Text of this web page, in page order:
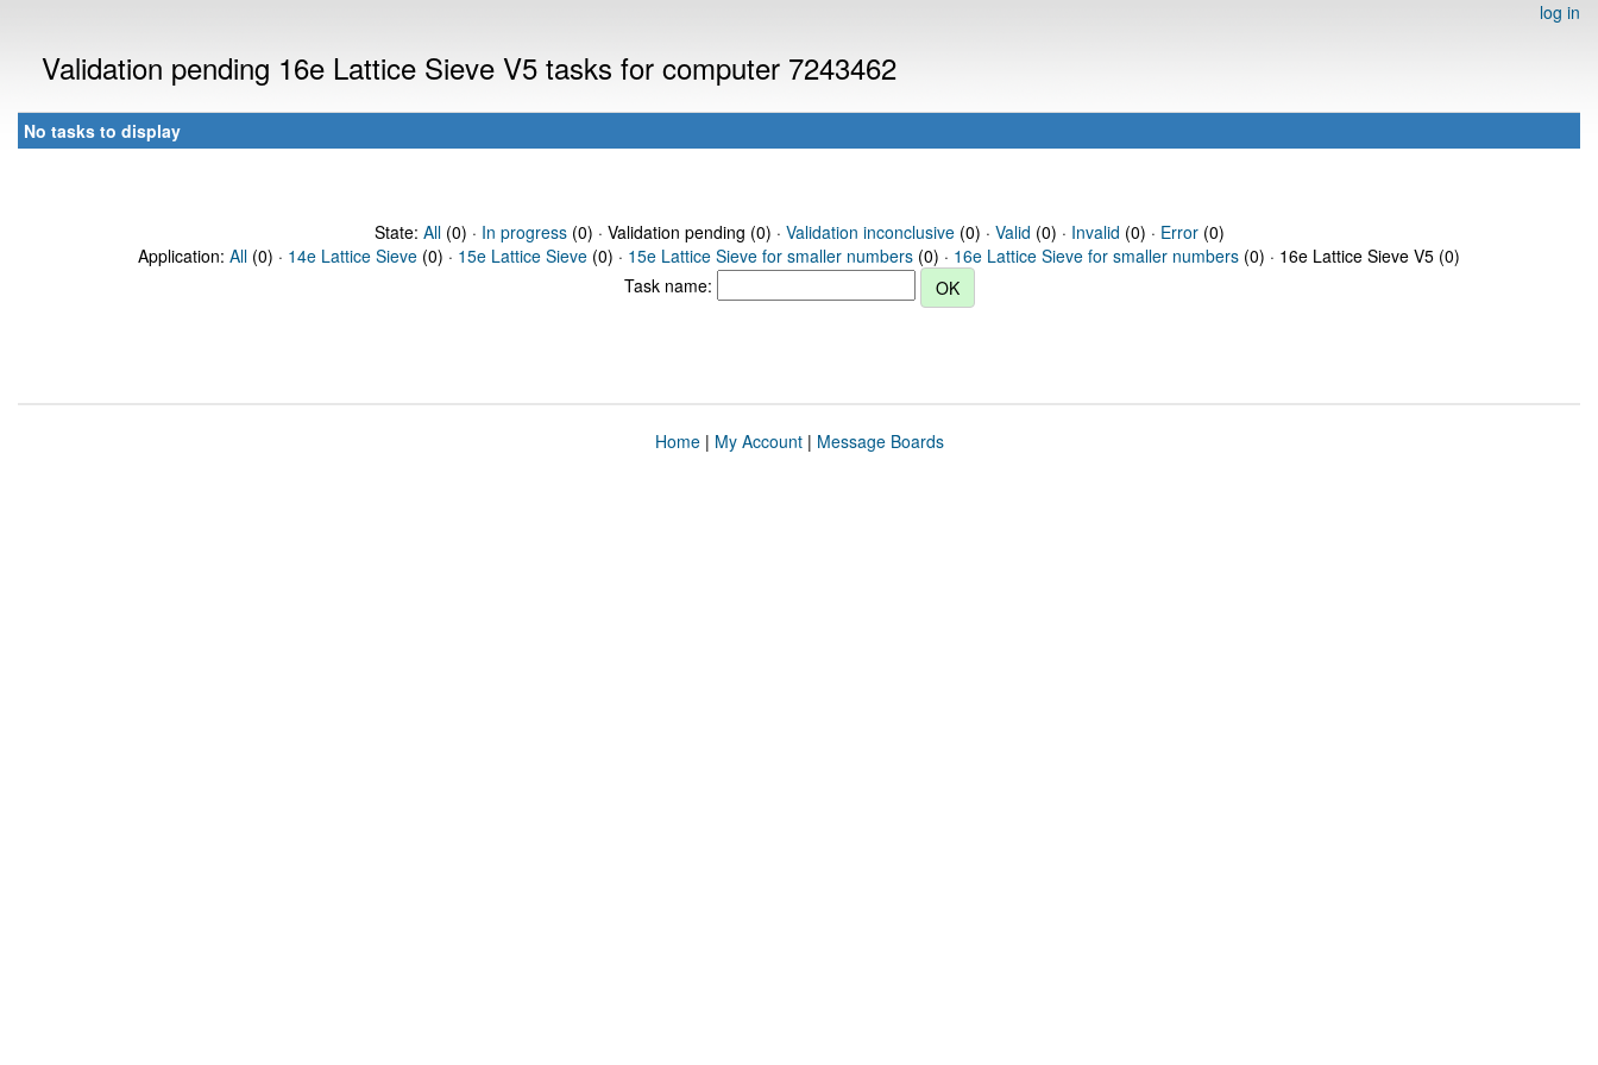
log in
Validation pending 16e Lattice Sieve V5 tasks for computer 7243462
No tasks to display
State: All(0) · In progress(0) · Validation pending (0) · Validation inconclusive(0) · Valid (0) · Invalid (0) · Error(0)
Application: All (0) · 14e Lattice Sieve (0) · 15e Lattice Sieve (0) · 15e Lattice Sieve for smaller numbers (0) · 16e Lattice Sieve for smaller numbers (0) · 16e Lattice Sieve V5 (0)
Task name:
Home| My Account| Message Boards